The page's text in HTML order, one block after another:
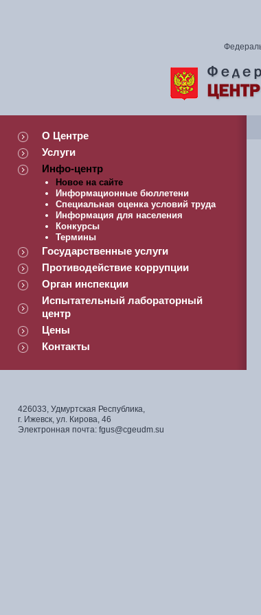
О Центре
Услуги
Инфо-центр
Новое на сайте
Информационные бюллетени
Специальная оценка условий труда
Информация для населения
Конкурсы
Термины
Государственные услуги
Противодействие коррупции
Орган инспекции
Испытательный лабораторный
центр
Цены
Контакты
426033, Удмуртская Республика,
г. Ижевск, ул. Кирова, 46
Электронная почта: fgus@cgeudm.su